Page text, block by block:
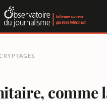
comme
des cookies